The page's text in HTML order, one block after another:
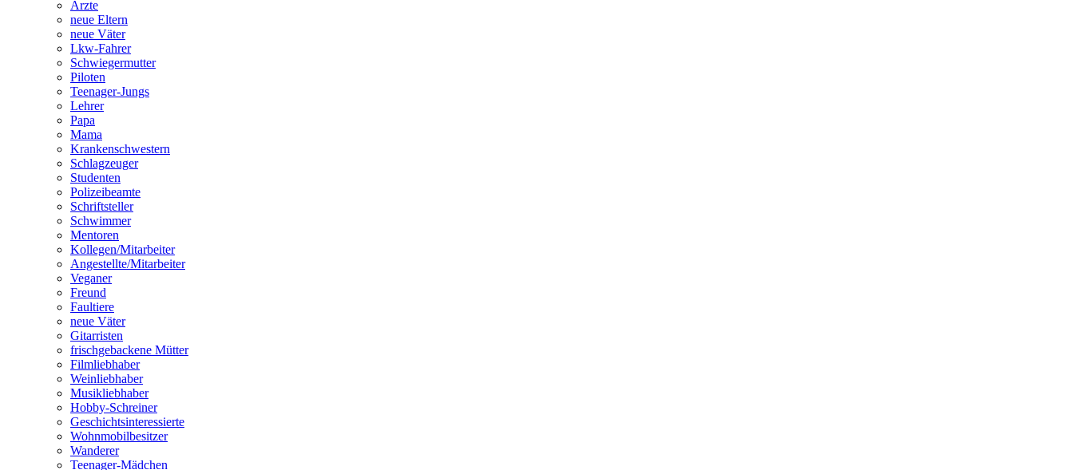
Ärzte
neue Eltern
neue Väter
Lkw-Fahrer
Schwiegermutter
Piloten
Teenager-Jungs
Lehrer
Papa
Mama
Krankenschwestern
Schlagzeuger
Studenten
Polizeibeamte
Schriftsteller
Schwimmer
Mentoren
Kollegen/Mitarbeiter
Angestellte/Mitarbeiter
Veganer
Freund
Faultiere
neue Väter
Gitarristen
frischgebackene Mütter
Filmliebhaber
Weinliebhaber
Musikliebhaber
Hobby-Schreiner
Geschichtsinteressierte
Wohnmobilbesitzer
Wanderer
Teenager-Mädchen